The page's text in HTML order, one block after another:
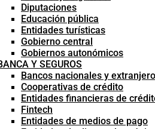
Diputaciones
Educación pública
Entidades turísticas
Gobierno central
Gobiernos autonómicos
Y SEGUROS
Bancos nacionales y
Cooperativas de crédito
Entidades financieras de
Fintech
Entidades de medios de pago